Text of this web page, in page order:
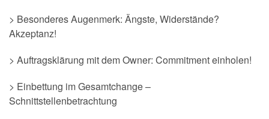
> Besonderes Augenmerk: Ängste, Widerstände?
Akzeptanz!
> Auftragsklärung mit dem Owner: Commitment einholen!
> Einbettung im Gesamtchange –
Schnittstellenbetrachtung